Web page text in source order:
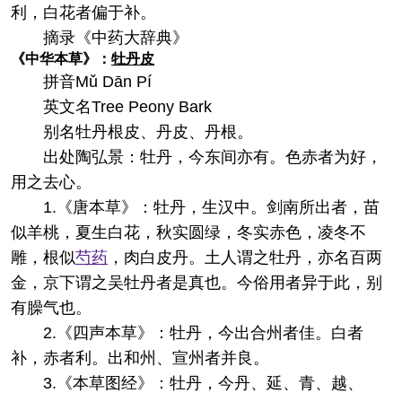
利，白花者偏于补。
摘录 《中药大辞典》
《中华本草》： 牡丹皮
拼音Mǔ Dān Pí
英文名Tree Peony Bark
别名牡丹根皮、丹皮、丹根。
出处陶弘景：牡丹，今东间亦有。色赤者为好，
用之去心。
1.《唐本草》：牡丹，生汉中。剑南所出者，苗
似羊桃，夏生白花，秋实圆绿，冬实赤色，凌冬不
雕，根似芍药 ，肉白皮丹。土人谓之牡丹，亦名百两
金，京下谓之吴牡丹者是真也。今俗用者异于此，别
有臊气也。
2.《四声本草》：牡丹，今出合州者佳。白者
补，赤者利。出和州、宣州者并良。
3.《本草图经》：牡丹，今丹、延、青、越、